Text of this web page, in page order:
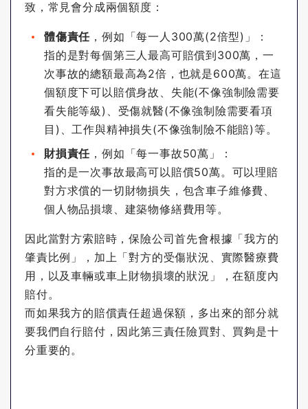
致，常見會分成兩個額度：
體傷責任 ，例如「每一人300萬(2倍型)」：
指的是對每個第三人最高可賠償到300萬，一
次事故的總額最高為2倍，也就是600萬。在這
個額度下可以賠償身故、失能(不像強制險需要
看失能等級)、受傷就醫(不像強制險需要看項
目)、工作與精神損失(不像強制險不能賠)等。
財損責任 ，例如「每一事故50萬」：
指的是一次事故最高可以賠償50萬。可以理賠
對方求償的一切財物損失，包含車子維修費、
個人物品損壞、建築物修繕費用等。
因此當對方索賠時，保險公司首先會根據「我方的
肇責比例」，加上「對方的受傷狀況、實際醫療費
用，以及車輛或車上財物損壞的狀況」，在額度內
賠付。
而如果我方的賠償責任超過保額，多出來的部分就
要我們自行賠付，因此第三責任險買對、買夠是十
分重要的。